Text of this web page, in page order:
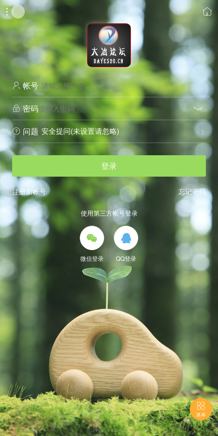
 
 帐号
 密码 
 问题 
安全提问(未设置请忽略)
登录
忘记密码
注册新帐号
使用第三方帐号登录

微信登录

QQ登录

菜单